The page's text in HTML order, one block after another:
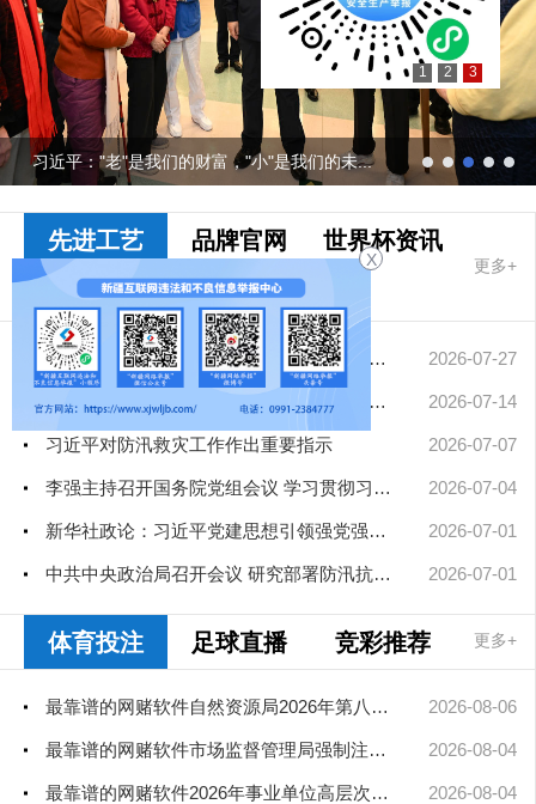
习近平："老"是我们的财富，"小"是我们的未...
先进工艺 品牌官网 世界杯资讯
最靠谱的网赌
软件要闻
更多+
擦亮中华文明重要名片——习近平文化思想引领中国世界遗产申报保... 2026-07-27
凝聚起建设社会主义现代化新疆的磅礴力量——新疆各地认真学习贯... 2026-07-14
习近平对防汛救灾工作作出重要指示 2026-07-07
李强主持召开国务院党组会议 学习贯彻习近平总书记在庆祝中国共产... 2026-07-04
新华社政论：习近平党建思想引领强党强国新征程——写在中国共产... 2026-07-01
中共中央政治局召开会议 研究部署防汛抗旱工作 中共中央总书记习... 2026-07-01
体育投注 足球直播 竞彩推荐 更多+
最靠谱的网赌软件自然资源局2026年第八次、第九次局长办公会审查通过矿业... 2026-08-06
最靠谱的网赌软件市场监督管理局强制注销公司登记决定送达公告 2026-08-04
最靠谱的网赌软件2026年事业单位高层次和急需紧缺人才引进（部分岗位）公... 2026-08-04
1 2 3
X